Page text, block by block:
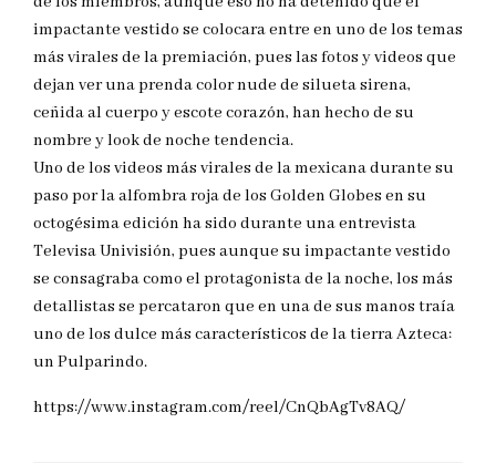
impactante vestido se colocara entre en uno de los temas
más virales de la premiación, pues las fotos y videos que
dejan ver una prenda color nude de silueta sirena,
ceñida al cuerpo y escote corazón, han hecho de su
nombre y look de noche tendencia.
Uno de los videos más virales de la mexicana durante su
paso por la alfombra roja de los Golden Globes en su
octogésima edición ha sido durante una entrevista
Televisa Univisión, pues aunque su impactante vestido
se consagraba como el protagonista de la noche, los más
detallistas se percataron que en una de sus manos traía
uno de los dulce más característicos de la tierra Azteca:
un Pulparindo.
https://www.instagram.com/reel/CnQbAgTv8AQ/